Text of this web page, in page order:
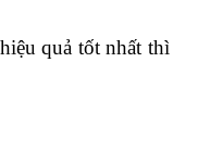
quả tốt nhất thì